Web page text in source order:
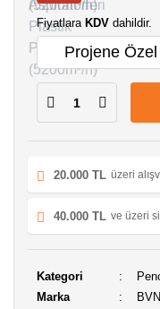
Fiyatlara KDV dahildir.
Projene Özel
20.000 TL üzeri
40.000 TL ve üzeri
Kategori
Marka